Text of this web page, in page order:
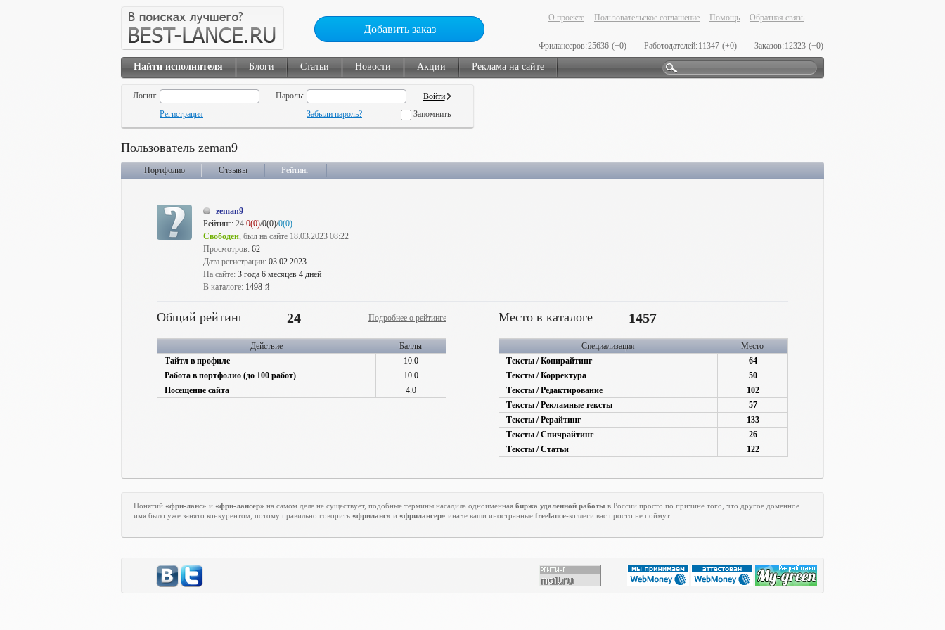
Добавить заказ
О проекте Пользовательское соглашение Помощь Обратная связь
Фрилансеров:25636 (+0) Работодателей:11347 (+0) Заказов:12323 (+0)
Найти исполнителя Блоги Статьи Новости Акции Реклама на сайте
Логин:
Пароль:
Регистрация
Забыли пароль? Запомнить
Пользователь zeman9
Портфолио Отзывы Рейтинг
zeman9
Рейтинг: 24 0(0)/0(0)/0(0)
Свободен, был на сайте 18.03.2023 08:22
Просмотров: 62
Дата регистрации: 03.02.2023
На сайте: 3 года 6 месяцев 4 дней
В каталоге: 1498-й
Общий рейтинг 24 Подробнее о рейтинге
Действие
Баллы
Тайтл в профиле
10.0
Работа в портфолио (до 100 работ)
10.0
Посещение сайта
4.0
Место в каталоге 1457
Специализация
Место
Тексты / Копирайтинг
64
Тексты / Корректура
50
Тексты / Редактирование
102
Тексты / Рекламные тексты
57
Тексты / Рерайтинг
133
Тексты / Спичрайтинг
26
Тексты / Статьи
122
Понятий «фри-ланс» и «фри-лансер» на самом деле не существует, подобные термины насадила одноименная биржа удаленной работы в России просто по причине того, что другое доменное
имя было уже занято конкурентом, потому правильно говорить «фриланс» и «фрилансер» иначе ваши иностранные freelance-коллеги вас просто не поймут.